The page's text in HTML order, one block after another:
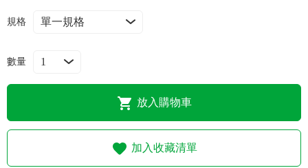
常見問題
規格
數量
放入購物車
加入收藏清單